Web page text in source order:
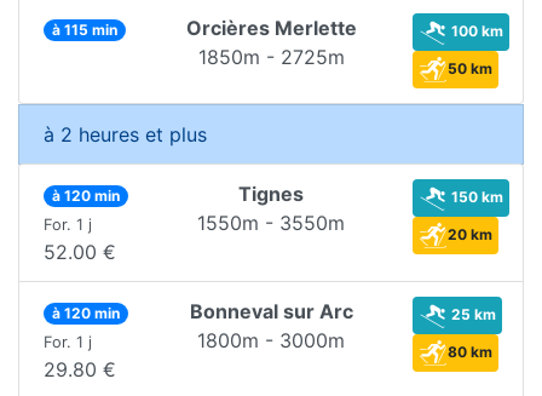
à 115 min
Orcières Merlette
1850m - 2725m
100 km
50 km
à 2 heures et plus
à 120 min
For. 1 j
52.00 €
Tignes
1550m - 3550m
150 km
20 km
à 120 min
For. 1 j
29.80 €
Bonneval sur Arc
1800m - 3000m
25 km
80 km